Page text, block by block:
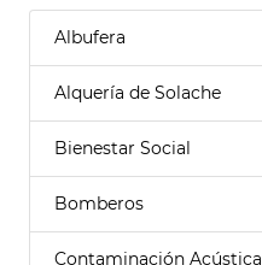
Albufera
Alquería de Solache
Bienestar Social
Bomberos
Contaminación Acústica